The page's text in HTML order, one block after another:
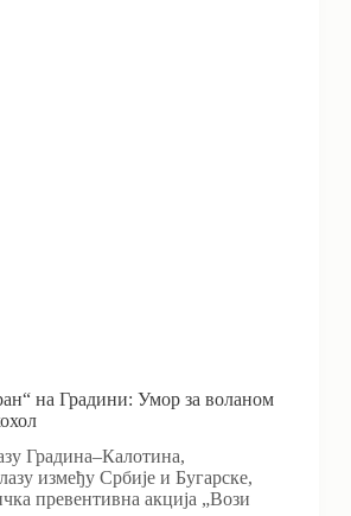
на Градини: Умор за воланом
Градина–Калотина,
између Србије и Бугарске,
превентивна акција „Вози